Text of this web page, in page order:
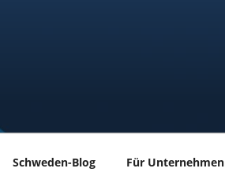
Schweden-Blog Für Unternehmen